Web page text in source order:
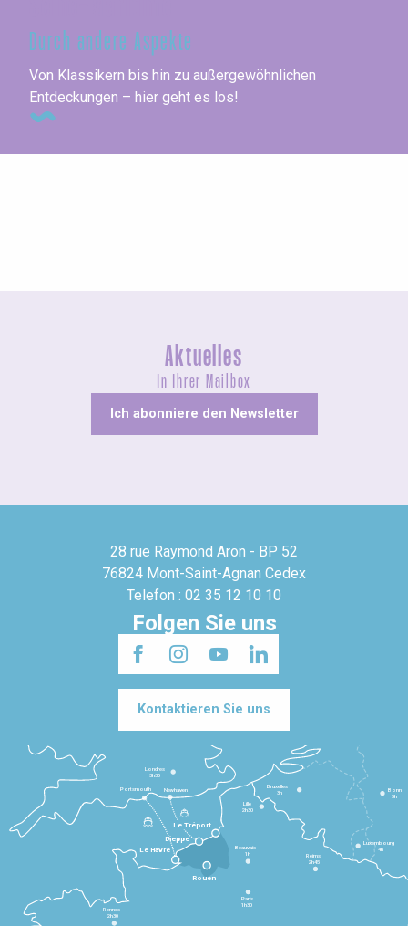
Durch andere Aspekte
Von Klassikern bis hin zu außergewöhnlichen
Entdeckungen – hier geht es los!
Aktuelles
In Ihrer Mailbox
Ich abonniere den Newsletter
28 rue Raymond Aron - BP 52
76824 Mont-Saint-Agnan Cedex
Telefon : 02 35 12 10 10
Folgen Sie uns
Kontaktieren Sie uns
Le Havre
Dieppe
Le Tréport
Rennes
2h30
Paris
1h30
Beauvais
1h
Reims
2h45
Lille
2h30
Bruxelles
3h
Londres
3h30
Newhaven
Portsmouth
Bonn
5h
Luxembourg
4h
Rouen